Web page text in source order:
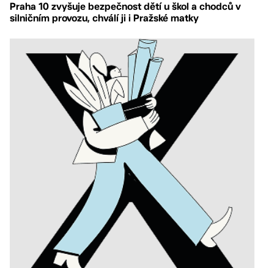
Praha 10 zvyšuje bezpečnost dětí u škol a chodců v
silničním provozu, chválí ji i Pražské matky